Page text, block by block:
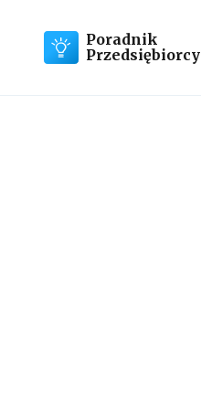
Poradnik
Przedsiębiorcy